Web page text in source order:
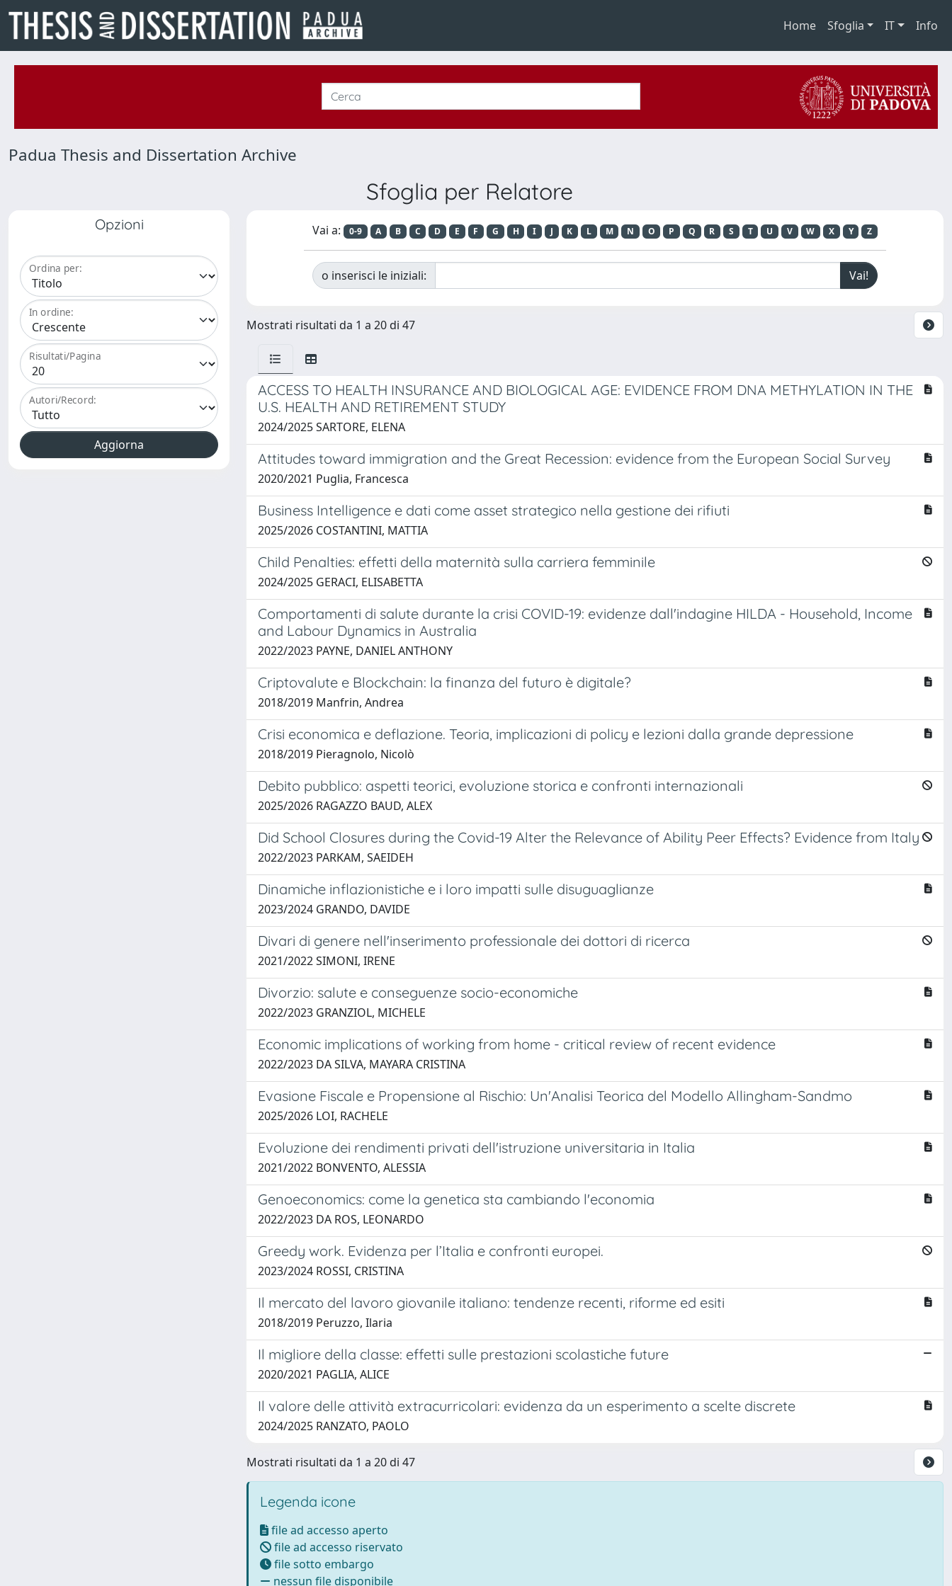
Home Sfoglia IT Info
Padua Thesis and Dissertation Archive
Sfoglia per Relatore
Opzioni
Ordina per:
In ordine:
Risultati/Pagina
Autori/Record:
Vai a: 0-9 A B C D E F G H I J K L M N O P Q R S T U V W X Y Z
o inserisci le iniziali:
Mostrati risultati da 1 a 20 di 47
ACCESS TO HEALTH INSURANCE AND BIOLOGICAL AGE: EVIDENCE FROM DNA METHYLATION IN THE
U.S. HEALTH AND RETIREMENT STUDY
2024/2025 SARTORE, ELENA
Attitudes toward immigration and the Great Recession: evidence from the European Social Survey
2020/2021 Puglia, Francesca
Business Intelligence e dati come asset strategico nella gestione dei rifiuti
2025/2026 COSTANTINI, MATTIA
Child Penalties: effetti della maternità sulla carriera femminile
2024/2025 GERACI, ELISABETTA
Comportamenti di salute durante la crisi COVID-19: evidenze dall'indagine HILDA - Household, Income
and Labour Dynamics in Australia
2022/2023 PAYNE, DANIEL ANTHONY
Criptovalute e Blockchain: la finanza del futuro è digitale?
2018/2019 Manfrin, Andrea
Crisi economica e deflazione. Teoria, implicazioni di policy e lezioni dalla grande depressione
2018/2019 Pieragnolo, Nicolò
Debito pubblico: aspetti teorici, evoluzione storica e confronti internazionali
2025/2026 RAGAZZO BAUD, ALEX
Did School Closures during the Covid-19 Alter the Relevance of Ability Peer Effects? Evidence from Italy
2022/2023 PARKAM, SAEIDEH
Dinamiche inflazionistiche e i loro impatti sulle disuguaglianze
2023/2024 GRANDO, DAVIDE
Divari di genere nell'inserimento professionale dei dottori di ricerca
2021/2022 SIMONI, IRENE
Divorzio: salute e conseguenze socio-economiche
2022/2023 GRANZIOL, MICHELE
Economic implications of working from home - critical review of recent evidence
2022/2023 DA SILVA, MAYARA CRISTINA
Evasione Fiscale e Propensione al Rischio: Un'Analisi Teorica del Modello Allingham-Sandmo
2025/2026 LOI, RACHELE
Evoluzione dei rendimenti privati dell'istruzione universitaria in Italia
2021/2022 BONVENTO, ALESSIA
Genoeconomics: come la genetica sta cambiando l'economia
2022/2023 DA ROS, LEONARDO
Greedy work. Evidenza per l’Italia e confronti europei.
2023/2024 ROSSI, CRISTINA
Il mercato del lavoro giovanile italiano: tendenze recenti, riforme ed esiti
2018/2019 Peruzzo, Ilaria
Il migliore della classe: effetti sulle prestazioni scolastiche future
2020/2021 PAGLIA, ALICE
Il valore delle attività extracurricolari: evidenza da un esperimento a scelte discrete
2024/2025 RANZATO, PAOLO
Mostrati risultati da 1 a 20 di 47
Legenda icone
file ad accesso aperto
file ad accesso riservato
file sotto embargo
nessun file disponibile